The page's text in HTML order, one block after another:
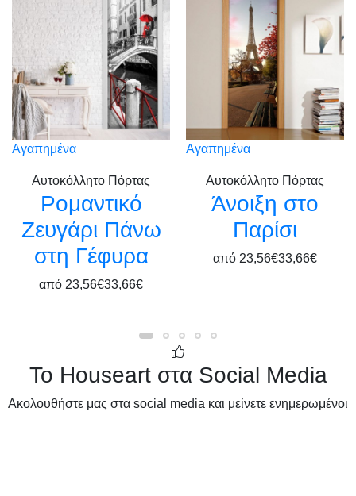
Αγαπημένα
Αυτοκόλλητο Πόρτας
Ρομαντικό
Ζευγάρι Πάνω
στη Γέφυρα
από 23,56€33,66€
Αγαπημένα
Αυτοκόλλητο Πόρτας
Άνοιξη στο
Παρίσι
από 23,56€33,66€
Το Houseart στα Social Media
Ακολουθήστε μας στα social media και μείνετε ενημερωμένοι